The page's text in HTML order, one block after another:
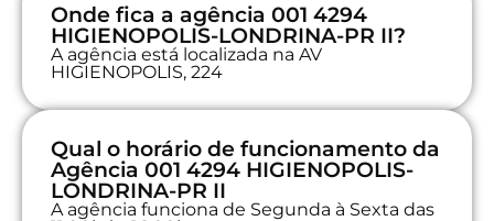
Onde fica a agência 001 4294
HIGIENOPOLIS-LONDRINA-PR II?
A agência está localizada na AV
HIGIENOPOLIS, 224
Qual o horário de funcionamento da
Agência 001 4294 HIGIENOPOLIS-
LONDRINA-PR II
A agência funciona de Segunda à Sexta das